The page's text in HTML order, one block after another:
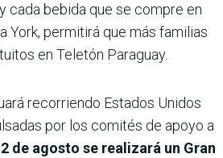
cada bebida que se compre en
York, permitirá que más familias
en Teletón Paraguay.
recorriendo Estados Unidos
por los comités de apoyo a
de agosto se realizará un Gran